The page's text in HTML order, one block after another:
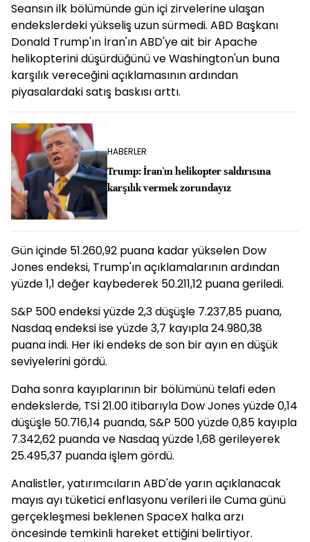
Seansın ilk bölümünde gün içi zirvelerine ulaşan
endekslerdeki yükseliş uzun sürmedi. ABD Başkanı
Donald Trump'ın İran'ın ABD'ye ait bir Apache
helikopterini düşürdüğünü ve Washington'un buna
karşılık vereceğini açıklamasının ardından
piyasalardaki satış baskısı arttı.
HABERLER
Trump: İran'ın helikopter saldırısına
karşılık vermek zorundayız
Gün içinde 51.260,92 puana kadar yükselen Dow
Jones endeksi, Trump'ın açıklamalarının ardından
yüzde 1,1 değer kaybederek 50.211,12 puana geriledi.
S&P 500 endeksi yüzde 2,3 düşüşle 7.237,85 puana,
Nasdaq endeksi ise yüzde 3,7 kayıpla 24.980,38
puana indi. Her iki endeks de son bir ayın en düşük
seviyelerini gördü.
Daha sonra kayıplarının bir bölümünü telafi eden
endekslerde, TSİ 21.00 itibarıyla Dow Jones yüzde 0,14
düşüşle 50.716,14 puanda, S&P 500 yüzde 0,85 kayıpla
7.342,62 puanda ve Nasdaq yüzde 1,68 gerileyerek
25.495,37 puanda işlem gördü.
Analistler, yatırımcıların ABD'de yarın açıklanacak
mayıs ayı tüketici enflasyonu verileri ile Cuma günü
gerçekleşmesi beklenen SpaceX halka arzı
öncesinde temkinli hareket ettiğini belirtiyor.